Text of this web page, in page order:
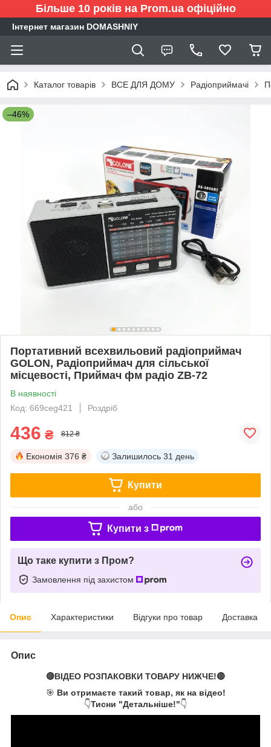
Більше 10 років на Prom.ua офіційно
Інтернет магазин DOMASHNIY
Каталог товарів ВСЕ ДЛЯ ДОМУ Радіоприймачі
–46%
Портативний всехвильовий радіоприймач
GOLON, Радіоприймач для сільської
місцевості, Приймач фм радіо ZB-72
В наявності
Код: 669ceg421
Роздріб
436 ₴ 812 ₴
Економія 376 ₴ Залишилось 31 день
Купити
або
Купити з
Що таке купити з Пром?
Замовлення під захистом
Опис Характеристики Відгуки про товар Доставка
Опис
🔴ВІДЕО РОЗПАКОВКИ ТОВАРУ НИЖЧЕ!🔴
🎯 Ви отримаєте такий товар, як на відео!
👇Тисни "Детальніше!"👇